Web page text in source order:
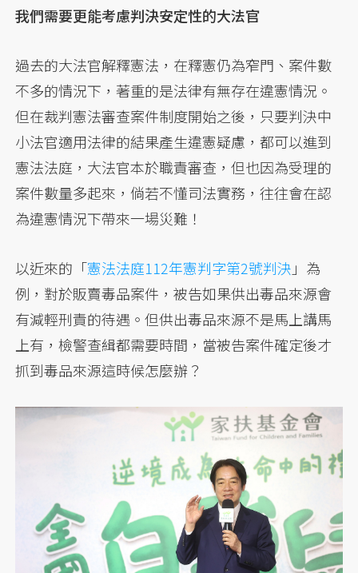
我們需要更能考慮判決安定性的大法官
過去的大法官解釋憲法，在釋憲仍為窄門、案件數
不多的情況下，著重的是法律有無存在違憲情況。
但在裁判憲法審查案件制度開始之後，只要判決中
小法官適用法律的結果產生違憲疑慮，都可以進到
憲法法庭，大法官本於職責審查，但也因為受理的
案件數量多起來，倘若不懂司法實務，往往會在認
為違憲情況下帶來一場災難！
以近來的「憲法法庭112年憲判字第2號判決 」為
例，對於販賣毒品案件，被告如果供出毒品來源會
有減輕刑責的待遇。但供出毒品來源不是馬上講馬
上有，檢警查緝都需要時間，當被告案件確定後才
抓到毒品來源這時候怎麼辦？